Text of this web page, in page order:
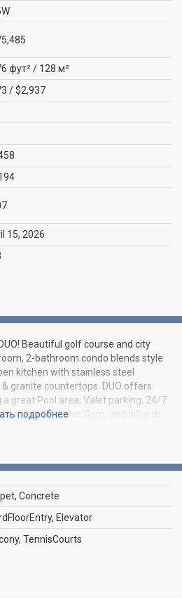
фут² / 128 м²
/ $2,937
15, 2026
Beautiful golf course and city
2-bathroom condo blends style
kitchen with stainless steel
granite countertops. DUO offers
great Pool area, Valet parking, 24/7
Cafe, Theater, Gym, and billiards.
and walking distance to the
and public transit. Seller will pay the
EASY TO SHOW!!
подробнее
Concrete
Elevator
TennisCourts